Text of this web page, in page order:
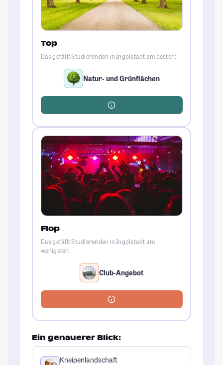
Top
Das gefällt Studierenden in Ingolstadt am besten:
Natur- und Grünflächen
Flop
Das gefällt Studierenden in Ingolstadt am
wenigsten:
Club-Angebot
Ein genauerer Blick:
Kneipenlandschaft